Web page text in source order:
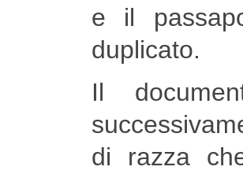
e il
duplicato.
Il
di razza c